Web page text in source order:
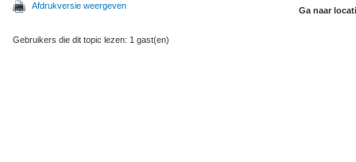
Afdrukversie weergeven Ga naar
Gebruikers die dit topic lezen: 1 gast(en)